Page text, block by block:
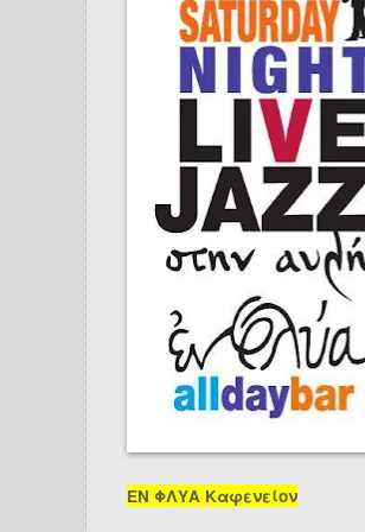
ΕΝ ΦΛΥΑ Καφενείον